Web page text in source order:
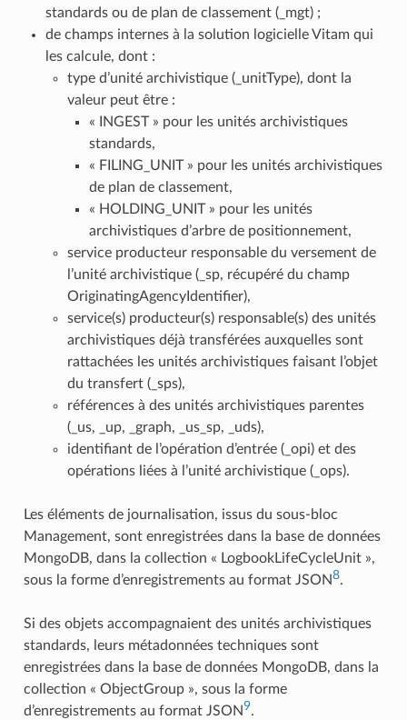
standards ou de plan de classement (_mgt) ;
de champs internes à la solution logicielle Vitam qui
les calcule, dont :
type d’unité archivistique (_unitType), dont la
valeur peut être :
« INGEST » pour les unités archivistiques
standards,
« FILING_UNIT » pour les unités archivistiques
de plan de classement,
« HOLDING_UNIT » pour les unités
archivistiques d’arbre de positionnement,
service producteur responsable du versement de
l’unité archivistique (_sp, récupéré du champ
OriginatingAgencyIdentifier),
service(s) producteur(s) responsable(s) des unités
archivistiques déjà transférées auxquelles sont
rattachées les unités archivistiques faisant l’objet
du transfert (_sps),
références à des unités archivistiques parentes
(_us, _up, _graph, _us_sp, _uds),
identifiant de l’opération d’entrée (_opi) et des
opérations liées à l’unité archivistique (_ops).
Les éléments de journalisation, issus du sous-bloc
Management, sont enregistrées dans la base de données
MongoDB, dans la collection « LogbookLifeCycleUnit »,
sous la forme d’enregistrements au format JSON8.
Si des objets accompagnaient des unités archivistiques
standards, leurs métadonnées techniques sont
enregistrées dans la base de données MongoDB, dans la
collection « ObjectGroup », sous la forme
d’enregistrements au format JSON9.